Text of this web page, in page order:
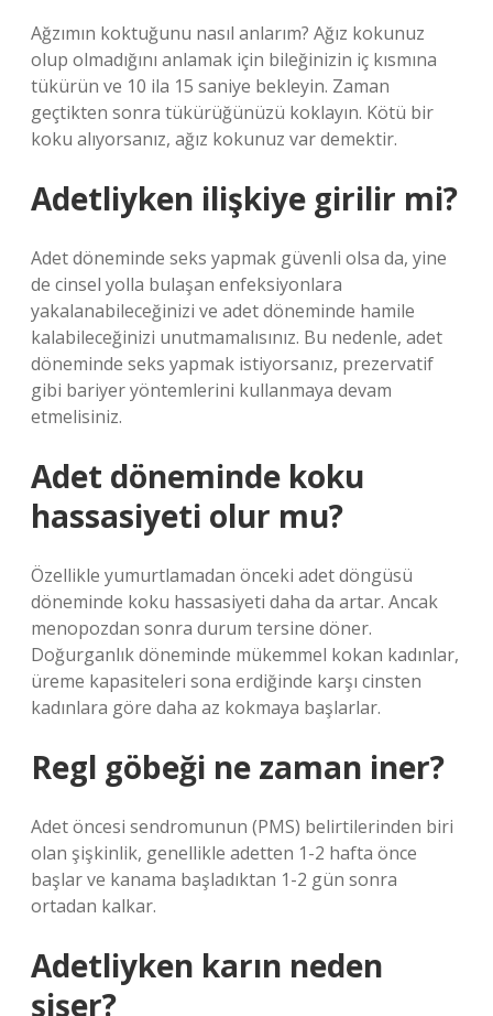
Ağzımın koktuğunu nasıl anlarım? Ağız kokunuz
olup olmadığını anlamak için bileğinizin iç kısmına
tükürün ve 10 ila 15 saniye bekleyin. Zaman
geçtikten sonra tükürüğünüzü koklayın. Kötü bir
koku alıyorsanız, ağız kokunuz var demektir.
Adetliyken ilişkiye girilir mi?
Adet döneminde seks yapmak güvenli olsa da, yine
de cinsel yolla bulaşan enfeksiyonlara
yakalanabileceğinizi ve adet döneminde hamile
kalabileceğinizi unutmamalısınız. Bu nedenle, adet
döneminde seks yapmak istiyorsanız, prezervatif
gibi bariyer yöntemlerini kullanmaya devam
etmelisiniz.
Adet döneminde koku
hassasiyeti olur mu?
Özellikle yumurtlamadan önceki adet döngüsü
döneminde koku hassasiyeti daha da artar. Ancak
menopozdan sonra durum tersine döner.
Doğurganlık döneminde mükemmel kokan kadınlar,
üreme kapasiteleri sona erdiğinde karşı cinsten
kadınlara göre daha az kokmaya başlarlar.
Regl göbeği ne zaman iner?
Adet öncesi sendromunun (PMS) belirtilerinden biri
olan şişkinlik, genellikle adetten 1-2 hafta önce
başlar ve kanama başladıktan 1-2 gün sonra
ortadan kalkar.
Adetliyken karın neden
şişer?